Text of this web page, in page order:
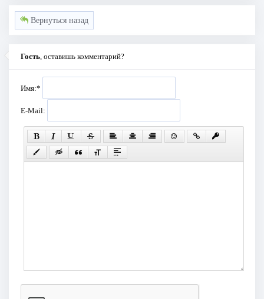
Вернуться назад
Гость , оставишь комментарий?
Имя:*
E-Mail: